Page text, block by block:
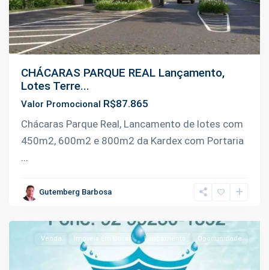
CHÁCARAS PARQUE REAL Lançamento,
Lotes Terre...
Valor Promocional R$87.865
Chácaras Parque Real, Lancamento de lotes com
450m2, 600m2 e 800m2 da Kardex com Portaria
...
Gutemberg Barbosa
9
Urbano,
Venda Imóveis Em Obras Lançamento Oportunidade